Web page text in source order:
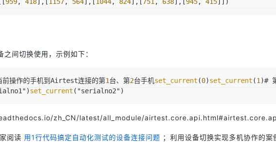
间切换使用，示例如下：
前操作的手机到Airtest连接的第1台、第2台手机set_current (0)set_current (1 )#
set_current ("serialno2")
zh_CN/latest/all_module/
阅读 用1行代码搞定自动化测试的设备连接问题 ；利用设备切换实现多机协作的案